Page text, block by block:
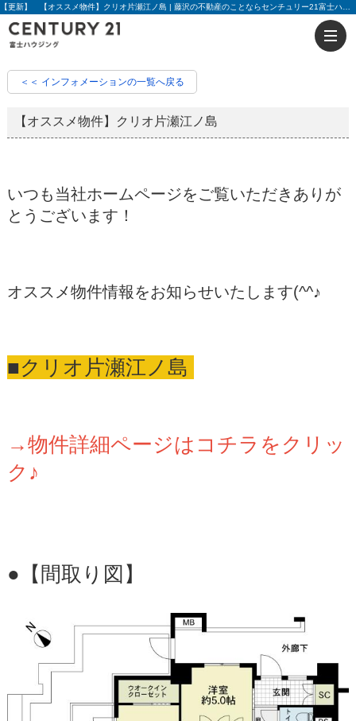
＜＜ インフォメーションの一覧へ戻る
【オススメ物件】クリオ片瀬江ノ島
いつも当社ホームページをご覧いただきありが
とうございます！
オススメ物件情報をお知らせいたします(^^♪
■クリオ片瀬江ノ島
→物件詳細ページはコチラをクリッ
ク♪
●【間取り図】